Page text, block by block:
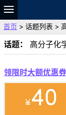
题库
故事
VIP
资料
首页 > 话题列表 >
话题： 高分子化
领限时大额优惠